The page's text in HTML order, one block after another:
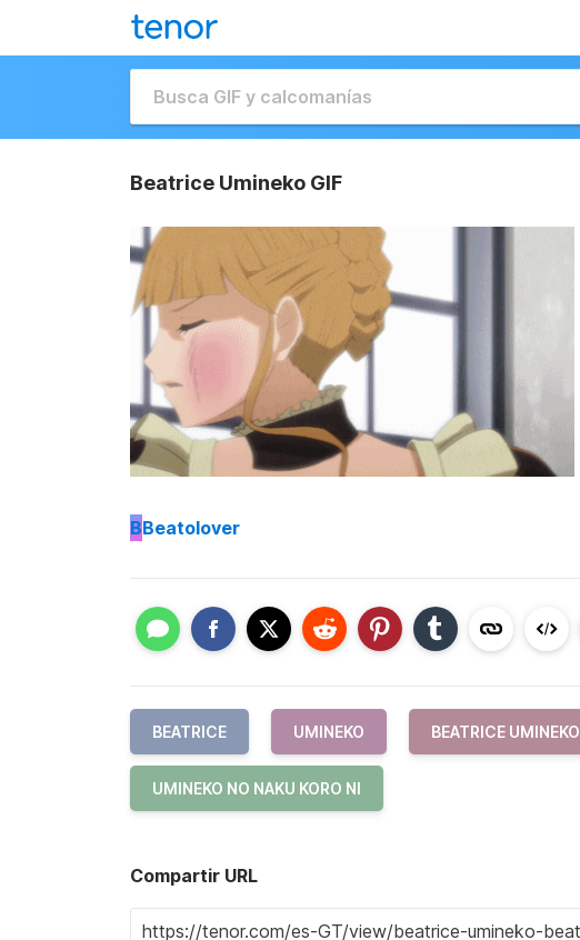
Beatrice Umineko GIF
BBeatolover
BEATRICE UMINEKO BEATRICE UMINEKO
UMINEKO NO NAKU KORO NI
Compartir URL